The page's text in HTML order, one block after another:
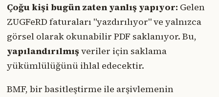
Çoğu kişi bugün zaten yanlış yapıyor: Gelen
ZUGFeRD faturaları "yazdırılıyor" ve yalnızca
görsel olarak okunabilir PDF saklanıyor. Bu,
yapılandırılmışveriler için saklama
yükümlülüğünü ihlal edecektir.
BMF, bir basitleştirme ile arşivlemenin